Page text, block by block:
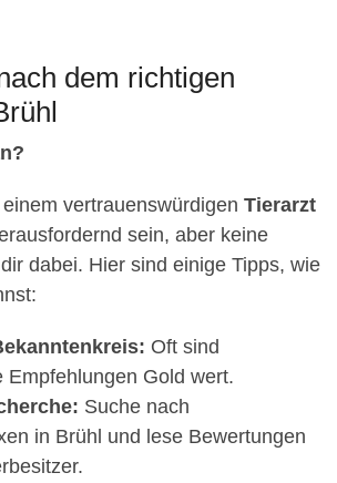
dem richtigen
vertrauenswürdigen Tierarzt
sein, aber keine
dabei. Hier sind einige Tipps, wie
Oft sind
Empfehlungen Gold wert.
Suche nach
in Brühl und lese Bewertungen